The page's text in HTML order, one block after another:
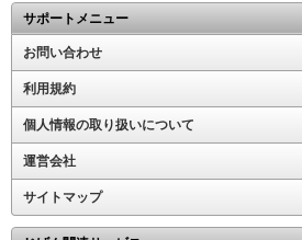
サポートメニュー
お問い合わせ
利用規約
個人情報の取り扱いについて
運営会社
サイトマップ